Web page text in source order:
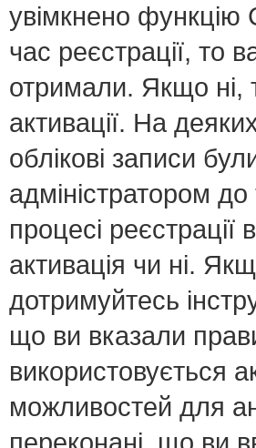
увімкнено функцію
час реєстрації, то
отримали. Якщо ні,
активації. На
облікові записи
адміністратором
процесі
активація чи ні.
дотримуйтесь
що ви вказали
використовується
можливостей для